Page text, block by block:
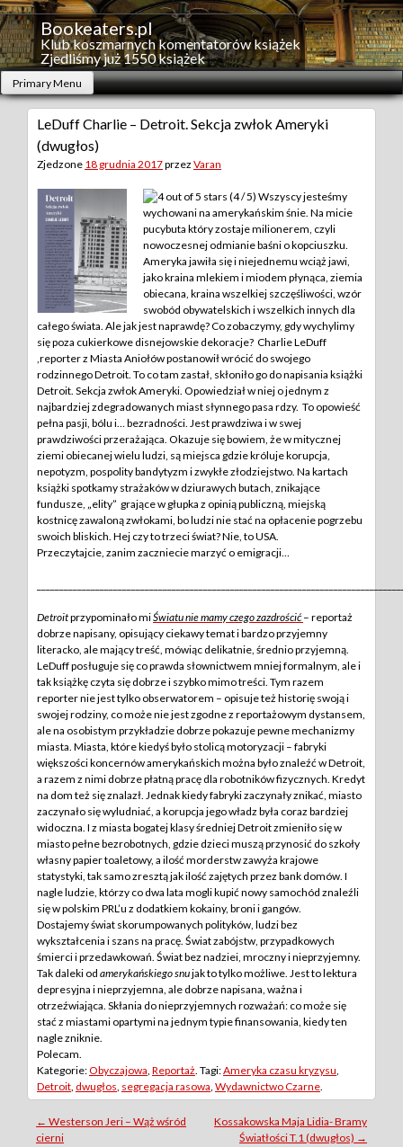
Skip
to
content
Bookeaters.pl
Klub koszmarnych komentatorów książek
Zjedliśmy już 1550 książek
Primary Menu
LeDuff Charlie – Detroit. Sekcja zwłok Ameryki
(dwugłos)
Zjedzone 18 grudnia 2017przez Varan
(4 / 5) Wszyscy jesteśmy
wychowani na amerykańskim śnie. Na micie
pucybuta który zostaje milionerem, czyli
nowoczesnej odmianie baśni o kopciuszku.
Ameryka jawiła się i niejednemu wciąż jawi,
jako kraina mlekiem i miodem płynąca, ziemia
obiecana, kraina wszelkiej szczęśliwości, wzór
swobód obywatelskich i wszelkich innych dla
całego świata. Ale jak jest naprawdę? Co zobaczymy, gdy wychylimy
się poza cukierkowe disnejowskie dekoracje? Charlie LeDuff
,reporter z Miasta Aniołów postanowił wrócić do swojego
rodzinnego Detroit. To co tam zastał, skłoniło go do napisania książki
Detroit. Sekcja zwłok Ameryki. Opowiedział w niej o jednym z
najbardziej zdegradowanych miast słynnego pasa rdzy. To opowieść
pełna pasji, bólu i… bezradności. Jest prawdziwa i w swej
prawdziwości przerażająca. Okazuje się bowiem, że w mitycznej
ziemi obiecanej wielu ludzi, są miejsca gdzie króluje korupcja,
nepotyzm, pospolity bandytyzm i zwykłe złodziejstwo. Na kartach
książki spotkamy strażaków w dziurawych butach, znikające
fundusze, „elity” grające w głupka z opinią publiczną, miejską
kostnicę zawaloną zwłokami, bo ludzi nie stać na opłacenie pogrzebu
swoich bliskich. Hej czy to trzeci świat? Nie, to USA.
Przeczytajcie, zanim zaczniecie marzyć o emigracji…
Detroitprzypominało miŚwiatu nie mamy czego zazdrościć – reportaż
dobrze napisany, opisujący ciekawy temat i bardzo przyjemny
literacko, ale mający treść, mówiąc delikatnie, średnio przyjemną.
LeDuff posługuje się co prawda słownictwem mniej formalnym, ale i
tak książkę czyta się dobrze i szybko mimo treści. Tym razem
reporter nie jest tylko obserwatorem – opisuje też historię swoją i
swojej rodziny, co może nie jest zgodne z reportażowym dystansem,
ale na osobistym przykładzie dobrze pokazuje pewne mechanizmy
miasta. Miasta, które kiedyś było stolicą motoryzacji – fabryki
większości koncernów amerykańskich można było znaleźć w Detroit,
a razem z nimi dobrze płatną pracę dla robotników fizycznych. Kredyt
na dom też się znalazł. Jednak kiedy fabryki zaczynały znikać, miasto
zaczynało się wyludniać, a korupcja jego władz była coraz bardziej
widoczna. I z miasta bogatej klasy średniej Detroit zmieniło się w
miasto pełne bezrobotnych, gdzie dzieci muszą przynosić do szkoły
własny papier toaletowy, a ilość morderstw zawyża krajowe
statystyki, tak samo zresztą jak ilość zajętych przez bank domów. I
nagle ludzie, którzy co dwa lata mogli kupić nowy samochód znaleźli
się w polskim PRL’u z dodatkiem kokainy, broni i gangów.
Dostajemy świat skorumpowanych polityków, ludzi bez
wykształcenia i szans na pracę. Świat zabójstw, przypadkowych
śmierci i przedawkowań. Świat bez nadziei, mroczny i nieprzyjemny.
Tak daleki od amerykańskiego snujak to tylko możliwe. Jest to lektura
depresyjna i nieprzyjemna, ale dobrze napisana, ważna i
otrzeźwiająca. Skłania do nieprzyjemnych rozważań: co może się
stać z miastami opartymi na jednym typie finansowania, kiedy ten
nagle zniknie.
Polecam.
Kategorie:Obyczajowa Reportaż . Tagi:Ameryka czasu kryzysu
Detroit dwugłos segregacja rasowa Wydawnictwo Czarne
Post
← Westerson Jeri – Wąż wśród
cierni
Kossakowska Maja Lidia- Bramy
Światłości T.1 (dwugłos) →